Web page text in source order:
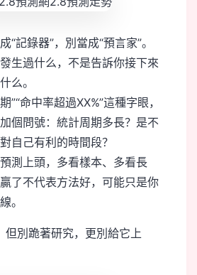
“記錄器”，別當成“預言家”。
生過什么，不是告訴你接下來
么。
”“命中率超過XX%”這種字眼，
個問號：統計周期多長？是不
自己有利的時間段？
測上頭，多看樣本、多看長
了不代表方法好，可能只是你
。
但別跪著研究，更別給它上